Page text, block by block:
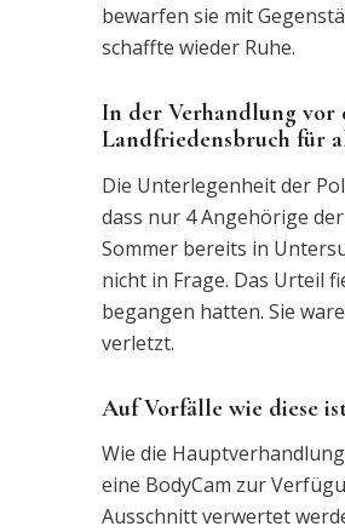
bewarfen sie mit
schaffte wieder Ruhe.
In der Verhandlung vor
Landfriedensbruch für
Die Unterlegenheit der
dass nur 4 Angehörige
Sommer bereits in
nicht in Frage. Das Urteil
begangen hatten. Sie
verletzt.
Auf Vorfälle wie diese
Wie die
eine BodyCam zur
Ausschnitt verwertet